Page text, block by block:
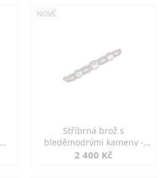
NOVÉ
Stříbrná brož s
bleděmodrými kameny -
jemná elegance
2 400 Kč